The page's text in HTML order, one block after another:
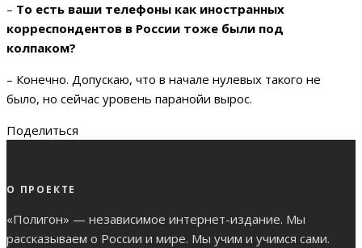
– То есть ваши телефоны как иностранных
корреспондентов в России тоже были под
колпаком?
– Конечно. Допускаю, что в начале нулевых такого не
было, но сейчас уровень паранойи вырос.
Поделиться
О ПРОЕКТЕ
«Полигон» — независимое интернет-издание. Мы
рассказываем о России и мире. Мы учим и учимся сами.